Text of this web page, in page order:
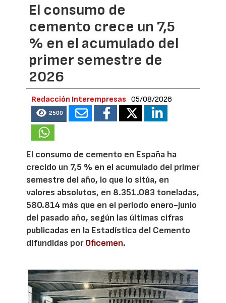
El consumo de
cemento crece un 7,5
% en el acumulado del
primer semestre de
2026
Redacción Interempresas 05/08/2026
2500
El consumo de cemento en España ha
crecido un 7,5 % en el acumulado del primer
semestre del año, lo que lo sitúa, en
valores absolutos, en 8.351.083 toneladas,
580.814 más que en el periodo enero-junio
del pasado año, según las últimas cifras
publicadas en la Estadística del Cemento
difundidas porOficemen.